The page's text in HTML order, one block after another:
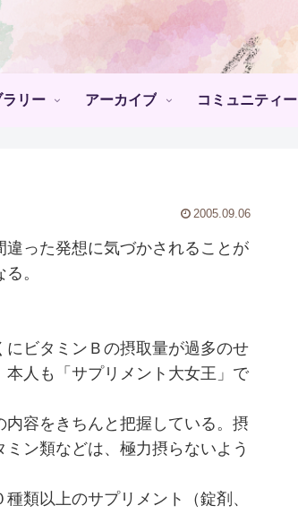
リー アーカイブ コミュニティー
2005.09.06
った発想に気づかされることが
。
ビタミンＢの摂取量が過多のせ
人も「サプリメント大女王」で
容をきちんと把握している。摂
ン類などは、極力摂らないよう
類以上のサプリメント（錠剤、